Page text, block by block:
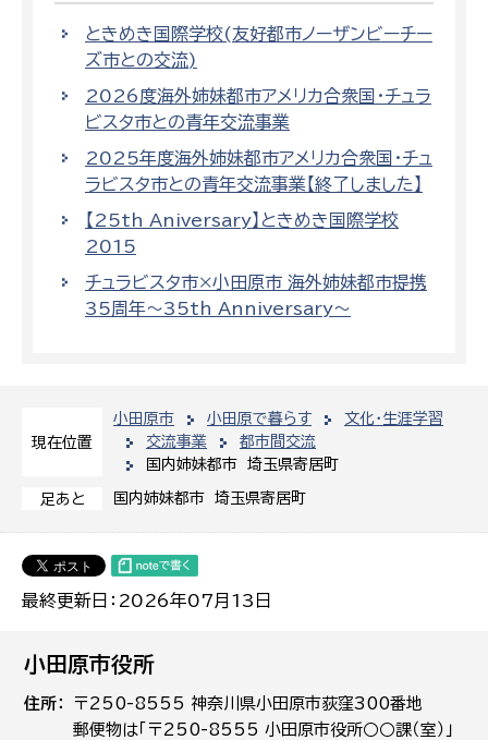
現在位置
小田原市 小田原で暮らす
文化・生涯学習
交流事業
都市間交流
国内姉妹都市 埼玉県寄居町
足あと 国内姉妹都市 埼玉県寄居町
最終更新日：2026年07月13日
ときめき国際学校(友好都市ノーザンビーチー
ズ市との交流)
2026度海外姉妹都市アメリカ合衆国・チュラ
ビスタ市との青年交流事業
2025年度海外姉妹都市アメリカ合衆国・チュ
ラビスタ市との青年交流事業【終了しました】
【25th Aniversary】ときめき国際学校
2015
チュラビスタ市×小田原市 海外姉妹都市提携
35周年～35th Anniversary～
小田原市役所
住所
〒250-8555 神奈川県小田原市荻窪300番地
郵便物は「〒250-8555 小田原市役所○○課（室）」